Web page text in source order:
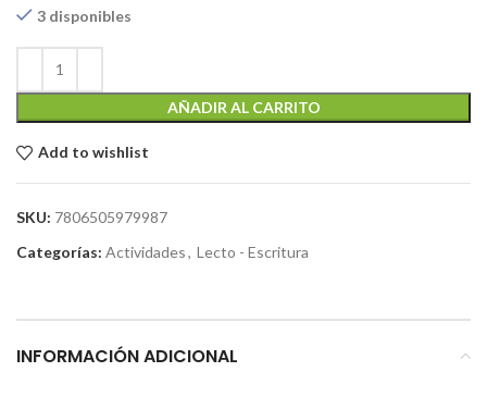
3 disponibles
AÑADIR AL CARRITO
Add to wishlist
SKU: 7806505979987
Categorías: Actividades, Lecto - Escritura
INFORMACIÓN ADICIONAL